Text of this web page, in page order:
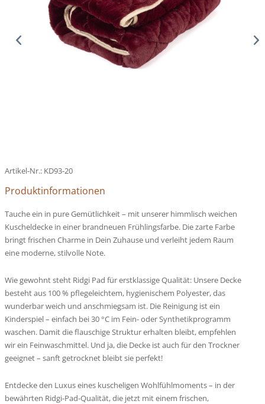
Artikel-Nr.: KD93-20
Produktinformationen
Tauche ein in pure Gemütlichkeit – mit unserer himmlisch weichen
Kuscheldecke in einer brandneuen Frühlingsfarbe. Die zarte Farbe
bringt frischen Charme in Dein Zuhause und verleiht jedem Raum
eine moderne, stilvolle Note.
Wie gewohnt steht Ridgi Pad für erstklassige Qualität: Unsere Decke
besteht aus 100 % pflegeleichtem, hygienischem Polyester, das
wunderbar weich und anschmiegsam ist. Die Reinigung ist ein
Kinderspiel – einfach bei 30 °C im Fein- oder Synthetikprogramm
waschen. Damit die flauschige Struktur erhalten bleibt, empfehlen
wir ein Feinwaschmittel. Und ja, die Decke ist auch für den Trockner
geeignet – sanft getrocknet bleibt sie perfekt!
Entdecke den Luxus eines kuscheligen Wohlfühlmoments – in der
bewährten Ridgi-Pad-Qualität, die jetzt mit einem frischen,